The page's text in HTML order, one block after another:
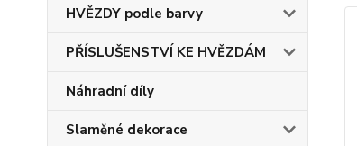
HVĚZDY podle barvy
PŘÍSLUŠENSTVÍ KE HVĚZDÁM
Náhradní díly
Slaměné dekorace